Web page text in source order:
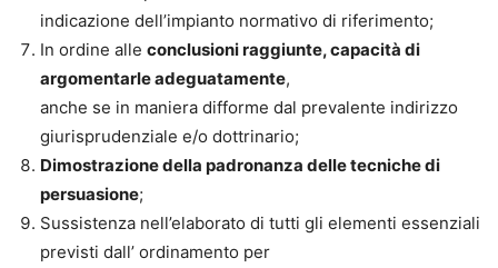
indicazione dell’impianto normativo di riferimento;
In ordine alle conclusioni raggiunte, capacità di
argomentarle adeguatamente,
anche se in maniera difforme dal prevalente indirizzo
giurisprudenziale e/o dottrinario;
Dimostrazione della padronanza delle tecniche di
persuasione;
Sussistenza nell’elaborato di tutti gli elementi essenziali
previsti dall’ ordinamento per